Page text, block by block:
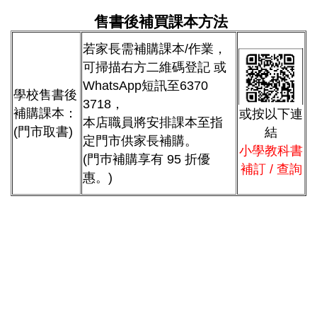
售書後補買課本方法
學校售書後
補購課本：
(門市取書)
若家長需補購課本/作業，
可掃描右方二維碼登記 或
WhatsApp短訊至6370
3718，
本店職員將安排課本至指
定門市供家長補購。
(門巿補購享有 95 折優
惠。)
或按以下連
結
小學教科書
補訂 / 查詢